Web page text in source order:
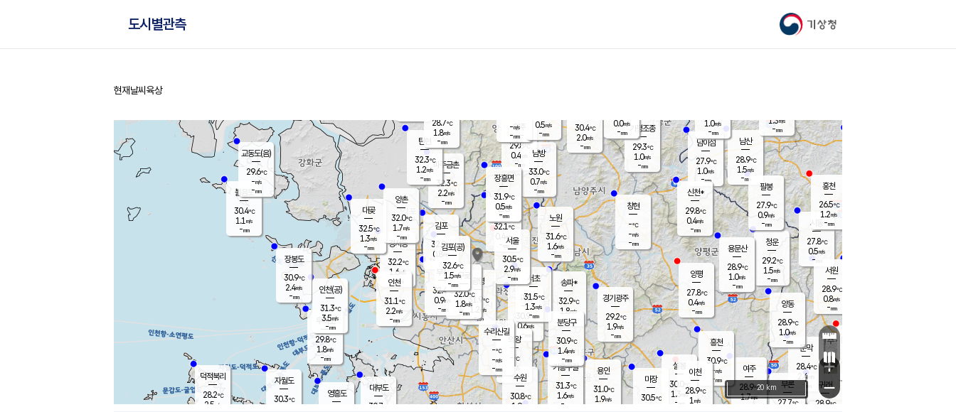
기상청
도시별관측
홈
현재날씨 육상
문막
28.4℃
2.4m/s
mm
남이섬
27.9℃
1.0m/s
-mm
무의도
29.8℃
1.8m/s
-mm
영흥도
볼음도
30.4℃
1.1 m/s
-mm
자월도
30.3℃
양주
29.8℃
0.4
-mm
부론
27.7℃
과천
30.9℃
0.6m/s
- mm
남산
28.9℃
1.5m/s
-mm
장봉도
30.9℃
2.4m/s
-mm
청운
29.2℃
1.5m/s
-mm
팔봉
27.9℃
0.9m/s
-mm
용인
31.0℃
1.9m/s
여주
28.9℃
1.7m/s
양동
28.9℃
1.0m/s
-mm
경기광주
29.2℃
1.9m/s
-mm
1.0m/s
-mm
대부도
30.7
경서동
32.2℃
1.6 m/s
-mm
파주금촌
32.3℃
2.2m/s
-mm
가평조종
29.3℃
1.0m/s
-mm
30.4℃
2.0m/s
-mm
대곶
32.5℃
1.3m/s
-mm
신천*
29.8℃
0.4m/s
-mm
창현
-℃
-m/s
-mm
탄현
32.3℃
1.2m/s
-mm
0.0m/s
-mm
흥천
30.9℃
-m/s
-mm
마장
30.5℃
의왕
- ℃
m/s
mm
김포
32.0℃
0.8 m/s
mm
설봉
30.0
1.3 m/s
- mm
광명
31.9 ℃
1.2 m/s
-mm
부천
32.4℃
0.9m/s
-mm
양촌
32.0℃
1.7m/s
-mm
구로
32.0℃
1.8m/s
-mm
은평
32.1℃
0.4 m/s
- mm
노원
31.6℃
1.6m/s
-mm
송파*
32.9℃
1.8m/s
-mm
서초
31.5℃
1.3m/s
-mm
남방
33.0℃
0.7m/s
-mm
기흥구갈
31.3℃
1.6m/s
-
수리산길
-℃
-m/s
-mm
분당구
30.9℃
1.4m/s
-mm
장흥면
31.9℃
0.5m/s
-mm
-m/s
-mm
시동
27.8℃
0.5m/s
- mm
귀래
28.9℃
서원
28.9℃
0.8m/s
-mm
용문산
28.9℃
1.0m/s
-mm
덕적북리
28.2℃
2.5 m/s
인천(공)
31.3℃
3.5m/s
-mm
김포(공)
32.6℃
1.5m/s
-mm
교동도(음)
29.6℃
-m/s
-mm
홍천
26.5℃
1.2m/s
-mm
이천
28.9℃
1 m/s
양평
27.8℃
0.4m/s
-mm
수원
30.8℃
1.9m/s
인천
31.1℃
2.2m/s
-mm
서울
30.5℃
2.9m/s
-mm
1.3m/s
-mm
28.7℃
1.8m/s
-mm
0.5m/s
-mm
+
−
20 km